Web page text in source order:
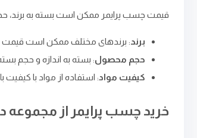
قیمت چسب پرایمر ممکن است بسته به برند،
برند: برندهای مختلف ممکن است قیمت
حجم محصول: بسته به اندازه و حجم
کیفیت مواد: استفاده از مواد با
خرید چسب پرایمر از مجموعه